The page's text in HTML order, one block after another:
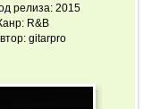
релиза: 2015
R&B
gitarpro